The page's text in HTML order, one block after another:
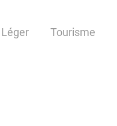
Tourisme